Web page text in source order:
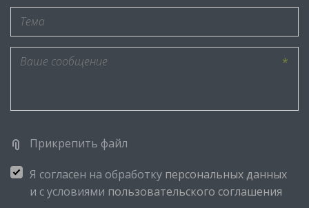
*
Прикрепить файл
Я согласен на обработку персональных данных
и с условиями пользовательского соглашения